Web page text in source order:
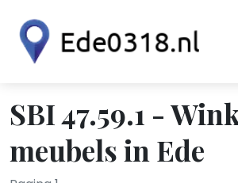
SBI 47.59.1 -
meubels in Ede